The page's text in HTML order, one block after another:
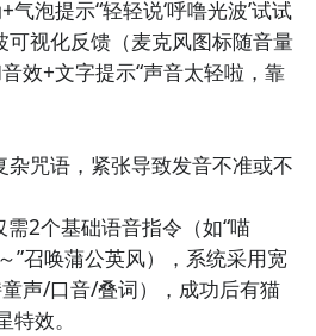
九游APP
福利礼包免费领 官方直播陪你玩
立即下载
供了这两种教程是下载喵出法
不妨多多关注九游喵出法随
泡提示“轻轻说‘呼噜光波’试试
可视化反馈（麦克风图标随音量
效+文字提示“声音太轻啦，靠
咒语，紧张导致发音不准或不
2个基础语音指令（如“喵
”召唤蒲公英风），系统采用宽
声/口音/叠词），成功后有猫
效。